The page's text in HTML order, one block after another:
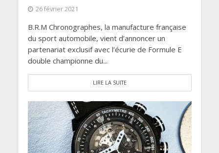
26 février 2021
B.R.M Chronographes, la manufacture française
du sport automobile, vient d’annoncer un
partenariat exclusif avec l’écurie de Formule E
double championne du...
LIRE LA SUITE